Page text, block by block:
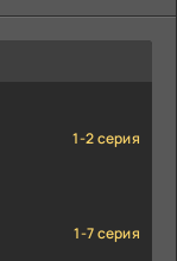
1-2 серия
1-7 серия